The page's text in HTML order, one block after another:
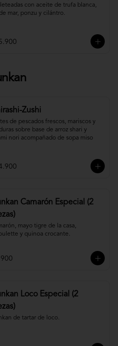
con aceite de trufa blanca,
mar, ponzu y cilántro.
Zushi
de pescados frescos, mariscos y
sobre base de arroz shari y
nori acompañado de sopa miso
Camarón Especial (2
mayo tigre de la casa,
y quinoa crocante.
Loco Especial (2
de tartar de loco.